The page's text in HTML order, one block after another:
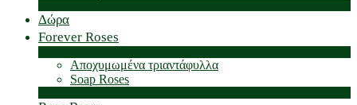
Δώρα
Forever Roses
Αποχυμωμένα τριαντάφυλλα
Soap Roses